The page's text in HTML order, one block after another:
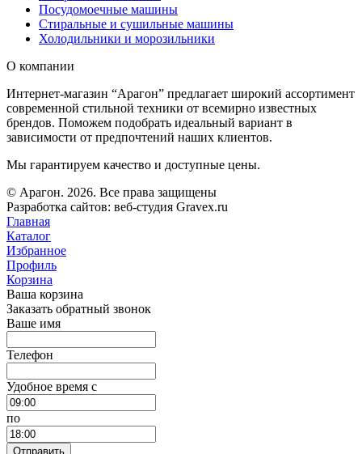
Посудомоечные машины
Стиральные и сушильные машины
Холодильники и морозильники
О компании
Интернет-магазин “Арагон” предлагает широкий ассортимент
современной стильной техники от всемирно известных
брендов. Поможем подобрать идеальный вариант в
зависимости от предпочтений наших клиентов.
Мы гарантируем качество и доступные цены.
© Арагон. 2026. Все права защищены
Разработка сайтов: веб-студия Gravex.ru
Главная
Каталог
Избранное
Профиль
Корзина
Ваша корзина
Заказать обратный звонок
Ваше имя
Телефон
Удобное время c
по
Отправить